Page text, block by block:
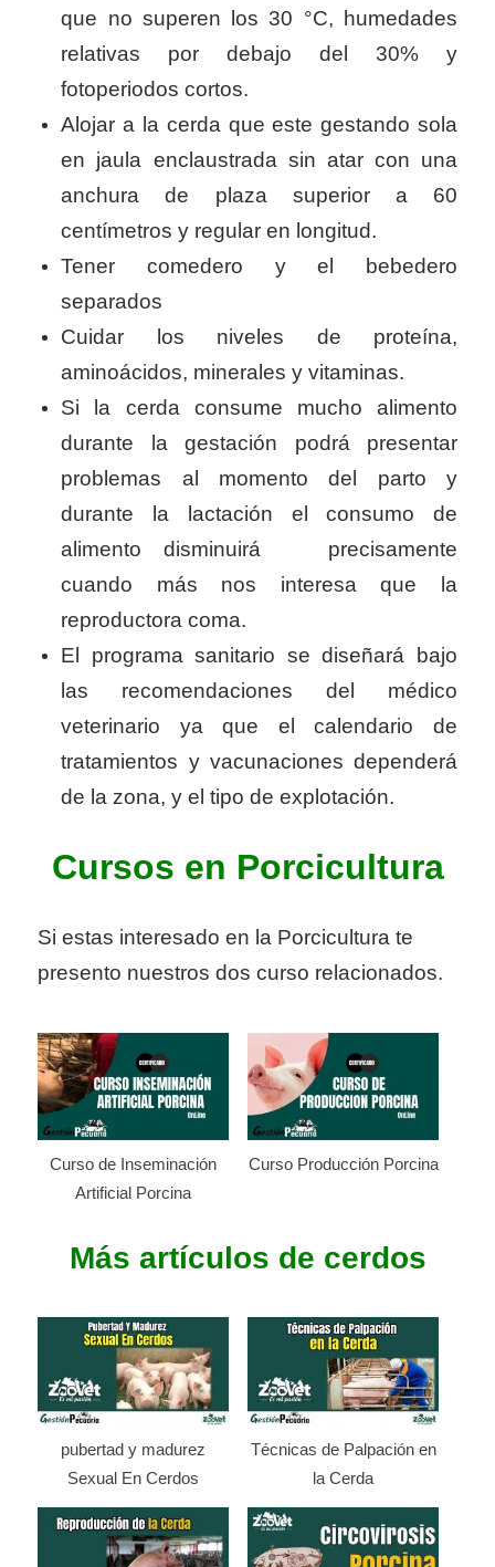
que no superen los 30 °C, humedades
relativas por debajo del 30% y
fotoperiodos cortos.
Alojar a la cerda que este gestando sola
en jaula enclaustrada sin atar con una
anchura de plaza superior a 60
centímetros y regular en longitud.
Tener comedero y el bebedero
separados
Cuidar los niveles de proteína,
aminoácidos, minerales y vitaminas.
Si la cerda consume mucho alimento
durante la gestación podrá presentar
problemas al momento del parto y
durante la lactación el consumo de
alimento disminuirá precisamente
cuando más nos interesa que la
reproductora coma.
El programa sanitario se diseñará bajo
las recomendaciones del médico
veterinario ya que el calendario de
tratamientos y vacunaciones dependerá
de la zona, y el tipo de explotación.
Cursos en Porcicultura
Si estas interesado en la Porcicultura te
presento nuestros dos curso relacionados.
Curso de Inseminación
Artificial Porcina
Curso Producción Porcina
Más artículos de cerdos
pubertad y madurez
Sexual En Cerdos
Técnicas de Palpación en
la Cerda